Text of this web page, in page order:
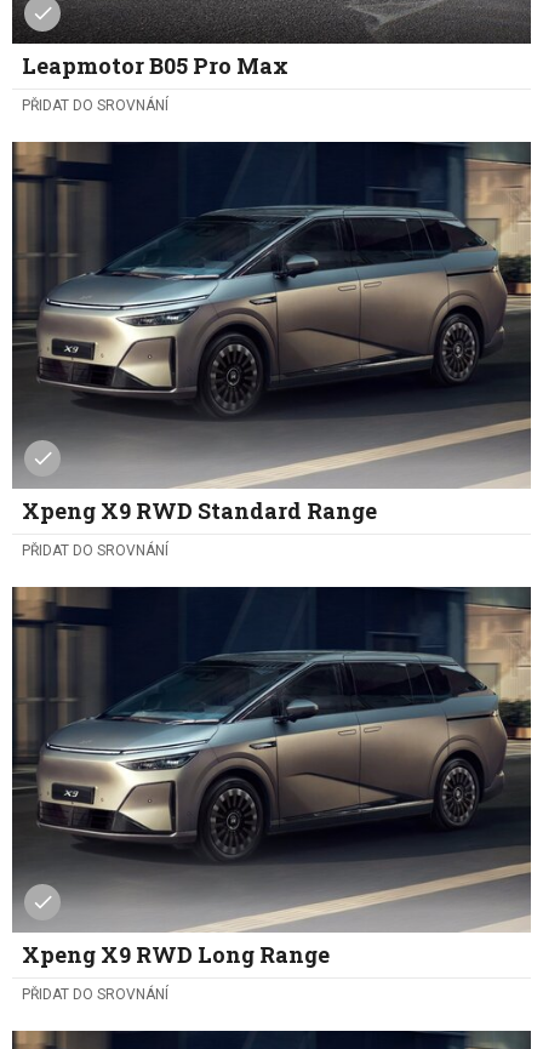
Leapmotor B05 Pro Max
PŘIDAT DO SROVNÁNÍ
Xpeng X9 RWD Standard Range
PŘIDAT DO SROVNÁNÍ
Xpeng X9 RWD Long Range
PŘIDAT DO SROVNÁNÍ